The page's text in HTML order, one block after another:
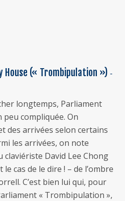
House (« Trombipulation ») ‐
longtemps, Parliament
compliquée. On
des arrivées selon certains
les arrivées, on note
David Lee Chong
cas de le dire ! – de l’ombre
C’est bien lui qui, pour
« Trombipulation »,